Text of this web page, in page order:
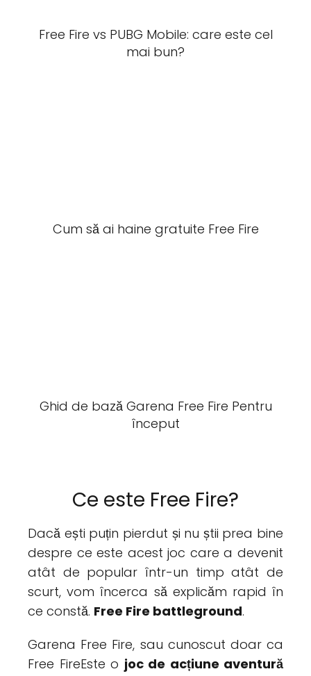
Free Fire vs PUBG Mobile: care este cel
mai bun?
Cum să ai haine gratuite Free Fire
Ghid de bază Garena Free Fire Pentru
început
Ce este Free Fire?
Dacă ești puțin pierdut și nu știi prea bine
despre ce este acest joc care a devenit
atât de popular într-un timp atât de
scurt, vom încerca să explicăm rapid în
ce constă. Free Fire battleground.
Garena Free Fire, sau cunoscut doar ca
Free FireEste o joc de acțiune aventură